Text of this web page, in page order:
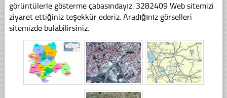
görüntülerle gösterme çabasındayız. 3282409 Web sitemizi
ziyaret ettiğiniz teşekkür ederiz. Aradığınız görselleri
sitemizde bulabilirsiniz.